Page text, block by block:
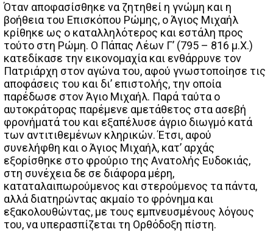
Όταν αποφασίσθηκε να ζητηθεί η γνώμη και η
βοήθεια του Επισκόπου Ρώμης, ο Άγιος Μιχαήλ
κρίθηκε ως ο καταλληλότερος και εστάλη προς
τούτο στη Ρώμη. Ο Πάπας Λέων Γ’ (795 – 816 μ.Χ.)
κατεδίκασε την εικονομαχία και ενθάρρυνε τον
Πατριάρχη στον αγώνα του, αφού γνωστοποίησε τις
αποφάσεις του και δι’ επιστολής, την οποία
παρέδωσε στον Άγιο Μιχαήλ. Παρά ταύτα ο
αυτοκράτορας παρέμενε αμετάθετος στα ασεβή
φρονήματά του και εξαπέλυσε άγριο διωγμό κατά
των αντιτιθεμένων κληρικών. Έτσι, αφού
συνελήφθη και ο Άγιος Μιχαήλ, κατ’ αρχάς
εξορίσθηκε στο φρούριο της Ανατολής Ευδοκιάς,
στη συνέχεια δε σε διάφορα μέρη,
καταταλαιπωρούμενος και στερούμενος τα πάντα,
αλλά διατηρώντας ακμαίο το φρόνημα και
εξακολουθώντας, με τους εμπνευσμένους λόγους
του, να υπερασπίζεται τη Ορθόδοξη πίστη.